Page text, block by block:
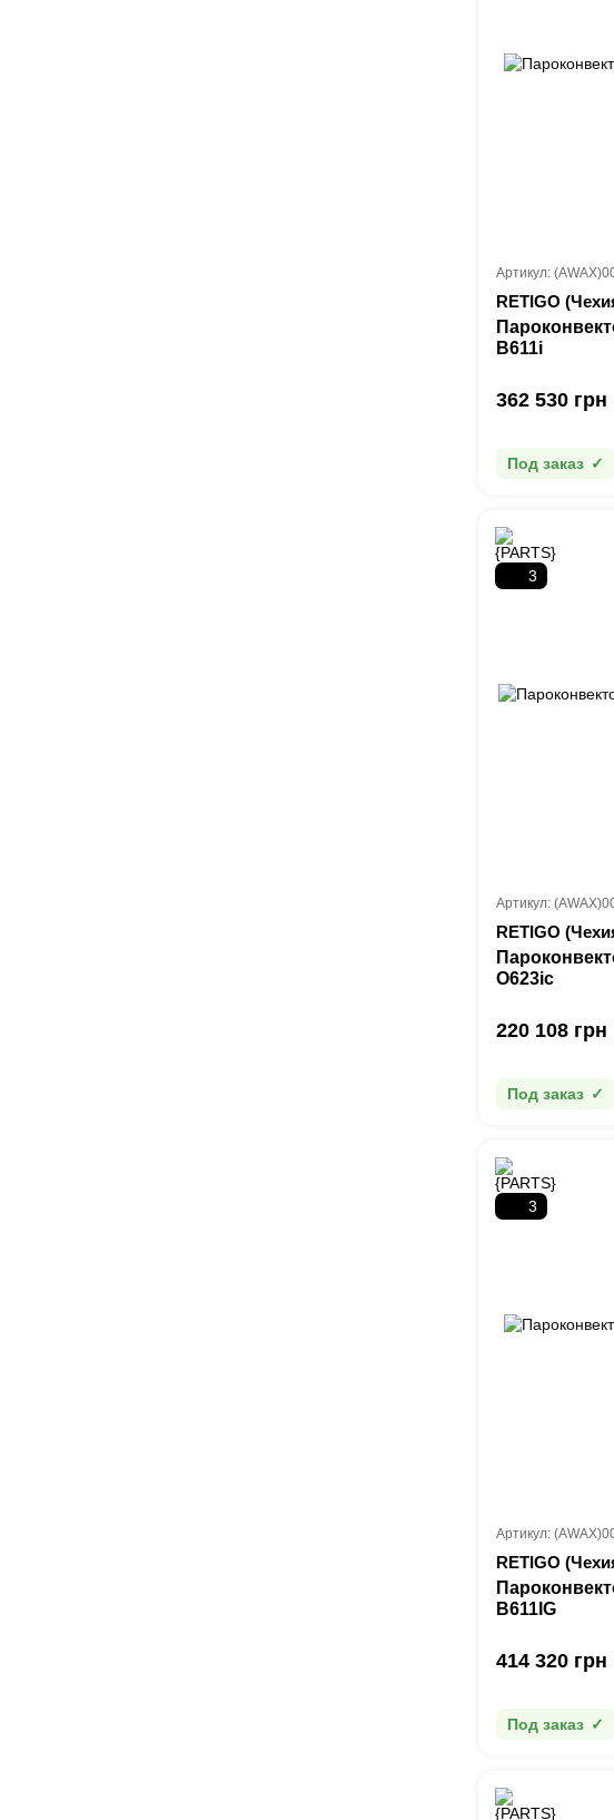
Артикул:
RETIGO
B611i
362 530 грн
Под заказ
3
Артикул:
RETIGO
О623ic
220 108 грн
Под заказ
3
Артикул:
RETIGO
B611IG
414 320 грн
Под заказ